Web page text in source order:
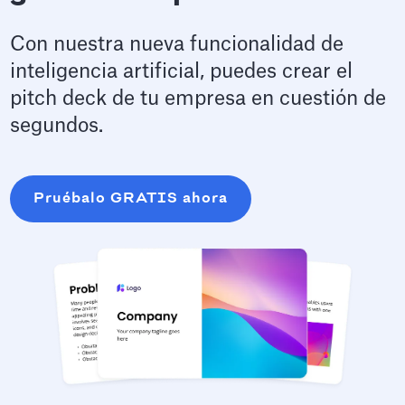
Con nuestra nueva funcionalidad de
inteligencia artificial, puedes crear el
pitch deck de tu empresa en cuestión de
segundos.
Pruébalo GRATIS ahora